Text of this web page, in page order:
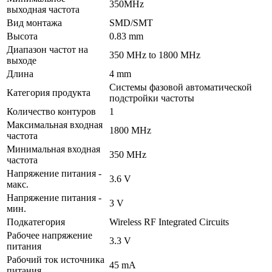
выходная частота
350MHz
Вид монтажа
SMD/SMT
Высота
0.83 mm
Диапазон частот на
выходе
350 MHz to 1800 MHz
Длина
4 mm
Категория продукта
Системы фазовой автоматической
подстройки частоты
Количество контуров
1
Максимальная входная
частота
1800 MHz
Минимальная входная
частота
350 MHz
Напряжение питания -
макс.
3.6 V
Напряжение питания -
мин.
3 V
Подкатегория
Wireless RF Integrated Circuits
Рабочее напряжение
питания
3.3 V
Рабочий ток источника
45 mA